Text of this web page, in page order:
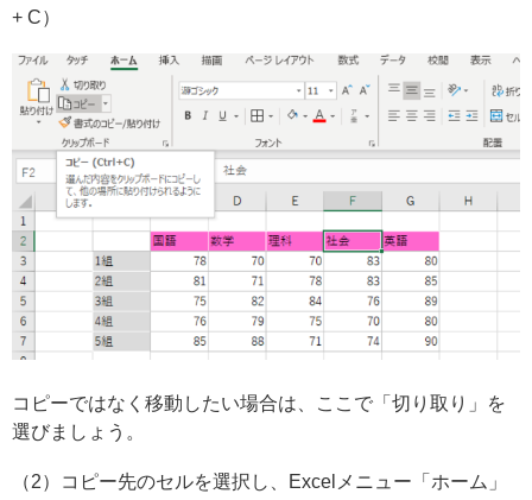
+ C）
コピーではなく移動したい場合は、ここで「切り取り」を
選びましょう。
（2）コピー先のセルを選択し、Excelメニュー「ホーム」